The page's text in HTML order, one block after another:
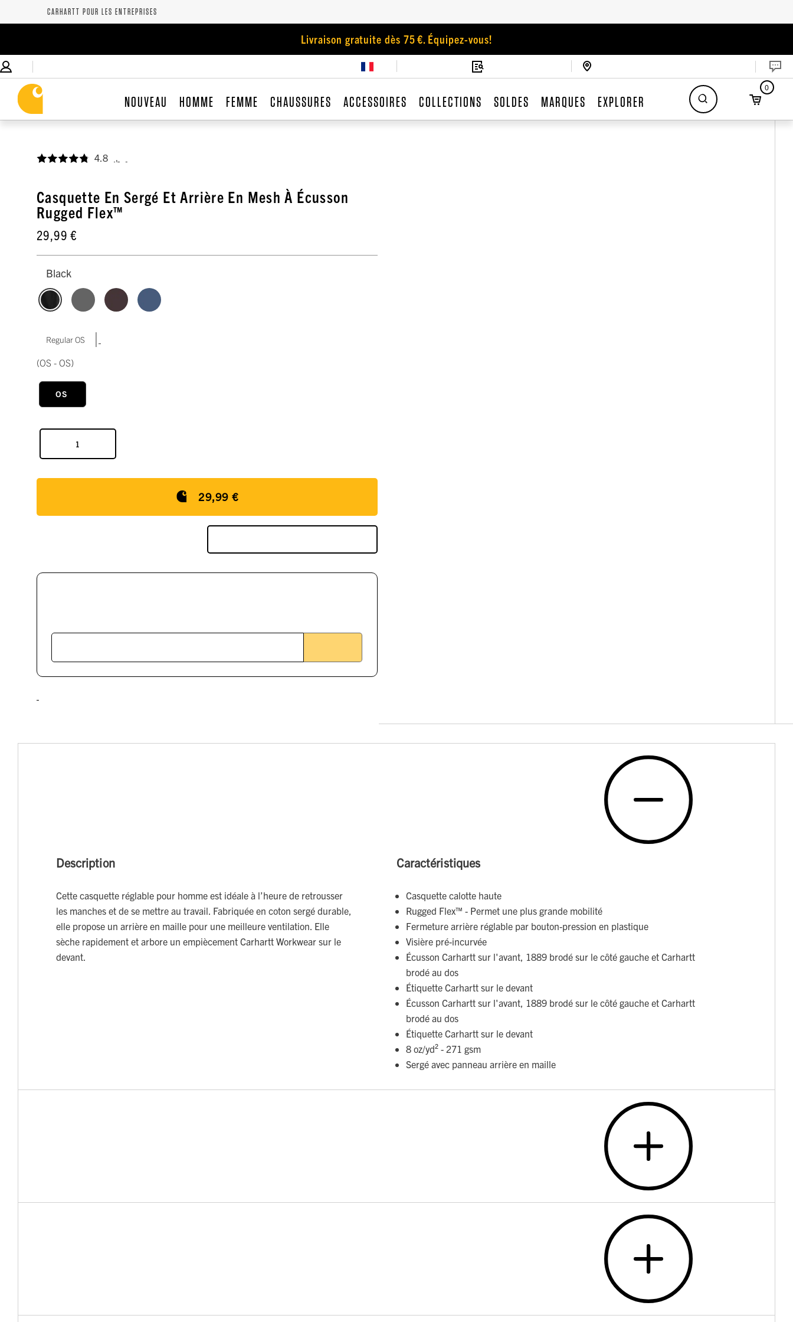
CARHARTT POUR LES ENTREPRISES
Livraison gratuite dès 75 €. Équipez-vous!
NOUVEAU HOMME FEMME CHAUSSURES ACCESSOIRES COLLECTIONS SOLDES MARQUES EXPLORER
0
4.8
Casquette En Sergé Et Arrière En Mesh À Écusson
Rugged Flex™
29,99 €
Black
Regular OS |
(OS - OS)
OS
29,99 €
Description
Cette casquette réglable pour homme est idéale à l’heure de retrousser
les manches et de se mettre au travail. Fabriquée en coton sergé durable,
elle propose un arrière en maille pour une meilleure ventilation. Elle
sèche rapidement et arbore un empiècement Carhartt Workwear sur le
devant.
Caractéristiques
Casquette calotte haute
Rugged Flex™ - Permet une plus grande mobilité
Fermeture arrière réglable par bouton-pression en plastique
Visière pré-incurvée
Écusson Carhartt sur l'avant, 1889 brodé sur le côté gauche et Carhartt
brodé au dos
Étiquette Carhartt sur le devant
Écusson Carhartt sur l'avant, 1889 brodé sur le côté gauche et Carhartt
brodé au dos
Étiquette Carhartt sur le devant
8 oz/yd² - 271 gsm
Sergé avec panneau arrière en maille